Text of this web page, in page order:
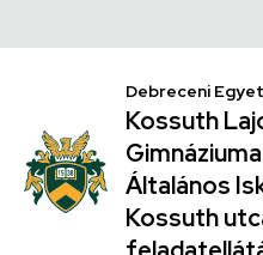
|
Kossuth
Lajos
Gyakorló
Gimnáziuma
a
Debreceni
Kossuth
Általános
Kossuth